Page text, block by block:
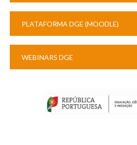
PLATAFORMA DGE (MOODLE)
WEBINARS DGE